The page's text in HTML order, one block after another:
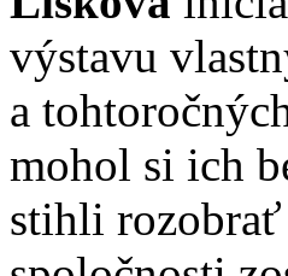
výstavu
a
mohol si ich
stihli rozobrať